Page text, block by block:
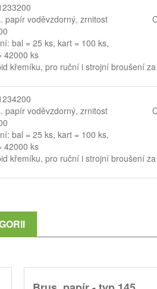
papír voděvzdorný, zrnitost
bal = 25 ks, kart = 100 ks,
42000 ks
křemíku, pro ruční i strojní broušení
papír voděvzdorný, zrnitost
bal = 25 ks, kart = 100 ks,
42000 ks
křemíku, pro ruční i strojní broušení